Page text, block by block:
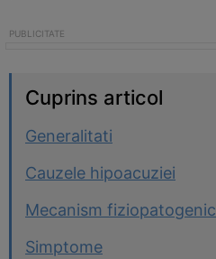
Cuprins articol
Generalitati
Cauzele hipoacuziei
Mecanism fiziopatogenic
Simptome